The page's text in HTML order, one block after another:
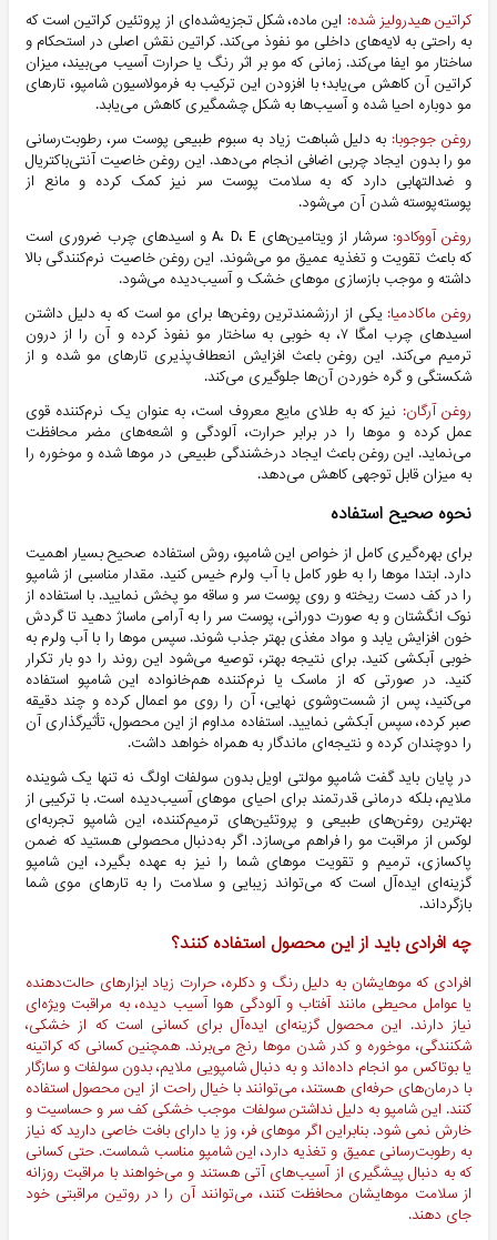
کراتین هیدرولیز شده: این ماده، شکل تجزیه‌شده‌ای از پروتئین کراتین است که
به راحتی به لایه‌های داخلی مو نفوذ می‌کند. کراتین نقش اصلی در استحکام و
ساختار مو ایفا می‌کند. زمانی که مو بر اثر رنگ یا حرارت آسیب می‌بیند، میزان
کراتین آن کاهش می‌یابد؛ با افزودن این ترکیب به فرمولاسیون شامپو، تارهای
مو دوباره احیا شده و آسیب‌ها به شکل چشمگیری کاهش می‌یابد.
روغن جوجوبا: به دلیل شباهت زیاد به سبوم طبیعی پوست سر، رطوبت‌رسانی
مو را بدون ایجاد چربی اضافی انجام می‌دهد. این روغن خاصیت آنتی‌باکتریال
و ضدالتهابی دارد که به سلامت پوست سر نیز کمک کرده و مانع از
پوسته‌پوسته شدن آن می‌شود.
روغن آووکادو:
سرشار از ویتامین‌های A، D، E و اسیدهای چرب ضروری است
که باعث تقویت و تغذیه عمیق مو می‌شوند. این روغن خاصیت نرم‌کنندگی بالا
داشته و موجب بازسازی موهای خشک و آسیب‌دیده می‌شود.
روغن ماکادمیا: یکی از ارزشمندترین روغن‌ها برای مو است که به دلیل داشتن
اسیدهای چرب امگا ۷، به خوبی به ساختار مو نفوذ کرده و آن را از درون
ترمیم می‌کند. این روغن باعث افزایش انعطاف‌پذیری تارهای مو شده و از
شکستگی و گره خوردن آن‌ها جلوگیری می‌کند.
روغن آرگان: نیز که به طلای مایع معروف است، به عنوان یک نرم‌کننده قوی
عمل کرده و موها را در برابر حرارت، آلودگی و اشعه‌های مضر محافظت
می‌نماید. این روغن باعث ایجاد درخشندگی طبیعی در موها شده و موخوره را
به میزان قابل توجهی کاهش می‌دهد.
نحوه صحیح استفاده
برای بهره‌گیری کامل از خواص این شامپو، روش استفاده صحیح بسیار اهمیت
دارد. ابتدا موها را به طور کامل با آب ولرم خیس کنید. مقدار مناسبی از شامپو
را در کف دست ریخته و روی پوست سر و ساقه مو پخش نمایید. با استفاده از
نوک انگشتان و به صورت دورانی، پوست سر را به آرامی ماساژ دهید تا گردش
خون افزایش یابد و مواد مغذی بهتر جذب شوند. سپس موها را با آب ولرم به
خوبی آبکشی کنید. برای نتیجه بهتر، توصیه می‌شود این روند را دو بار تکرار
کنید. در صورتی که از ماسک یا نرم‌کننده هم‌خانواده این شامپو استفاده
می‌کنید، پس از شست‌وشوی نهایی، آن را روی مو اعمال کرده و چند دقیقه
صبر کرده، سپس آبکشی نمایید. استفاده مداوم از این محصول، تأثیرگذاری آن
را دوچندان کرده و نتیجه‌ای ماندگار به همراه خواهد داشت.
در پایان باید گفت شامپو مولتی اویل بدون سولفات اولگ نه تنها یک شوینده
ملایم، بلکه درمانی قدرتمند برای احیای موهای آسیب‌دیده است. با ترکیبی از
بهترین روغن‌های طبیعی و پروتئین‌های ترمیم‌کننده، این شامپو تجربه‌ای
لوکس از مراقبت مو را فراهم می‌سازد. اگر به‌دنبال محصولی هستید که ضمن
پاکسازی، ترمیم و تقویت موهای شما را نیز به عهده بگیرد، این شامپو
گزینه‌ای ایده‌آل است که می‌تواند زیبایی و سلامت را به تارهای موی شما
بازگرداند.
چه افرادی باید از این محصول استفاده کنند؟
افرادی که موهایشان به دلیل رنگ و دکلره، حرارت زیاد ابزارهای حالت‌دهنده
یا عوامل محیطی مانند آفتاب و آلودگی هوا آسیب دیده، به مراقبت ویژه‌ای
نیاز دارند. این محصول گزینه‌ای ایده‌آل برای کسانی است که از خشکی،
شکنندگی، موخوره و کدر شدن موها رنج می‌برند. همچنین کسانی که کراتینه
یا بوتاکس مو انجام داده‌اند و به دنبال شامپویی ملایم، بدون سولفات و سازگار
با درمان‌های حرفه‌ای هستند، می‌توانند با خیال راحت از این محصول استفاده
کنند. این شامپو به دلیل نداشتن سولفات موجب خشکی کف سر و حساسیت و
خارش نمی شود. بنابراین اگر موهای فر، وز یا دارای بافت خاصی دارید که نیاز
به رطوبت‌رسانی عمیق و تغذیه دارد، این شامپو مناسب شماست. حتی کسانی
که به دنبال پیشگیری از آسیب‌های آتی هستند و می‌خواهند با مراقبت روزانه
از سلامت موهایشان محافظت کنند، می‌توانند آن را در روتین مراقبتی خود
جای دهند.